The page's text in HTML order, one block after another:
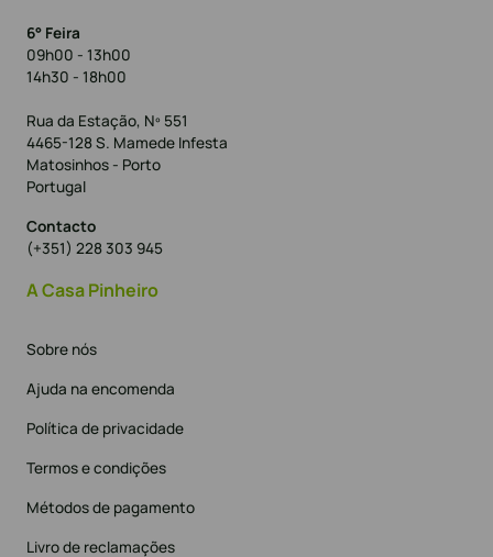
6° Feira
09h00 - 13h00
14h30 - 18h00
Rua da Estação, Nº 551
4465-128 S. Mamede Infesta
Matosinhos - Porto
Portugal
Contacto
(+351) 228 303 945
A Casa Pinheiro
Sobre nós
Ajuda na encomenda
Política de privacidade
Termos e condições
Métodos de pagamento
Livro de reclamações